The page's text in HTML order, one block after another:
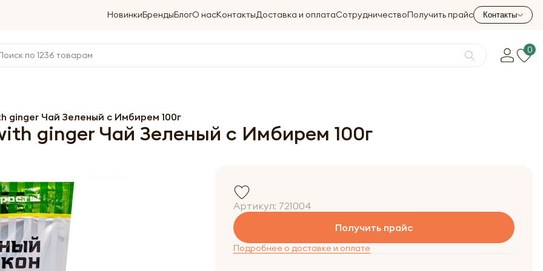
НовинкиБрендыБлогО насКонтактыДоставка и оплатаСотрудничествоПолучить прайс Контакты
0
ginger Чай Зеленый с Имбирем 100г
ginger Чай Зеленый с Имбирем 100г
Артикул: 721004
Получить прайс
Подробнее о доставке и оплате